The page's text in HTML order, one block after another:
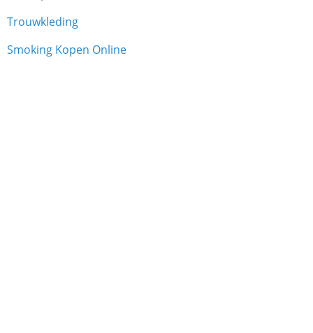
Trouwkleding
Smoking Kopen Online